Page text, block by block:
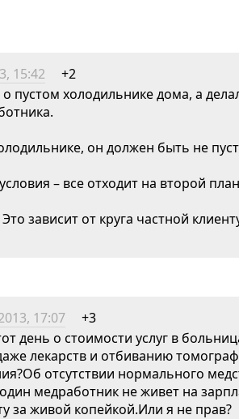
15:42
+2
пустом холодильнике дома, а
он должен быть не
– все отходит на второй
зависит от круга частной
17:07
+3
день о стоимости услуг в
лекарств и отбиванию
отсутствии нормального
медработник не живет на
за живой копейкой.Или я не прав?